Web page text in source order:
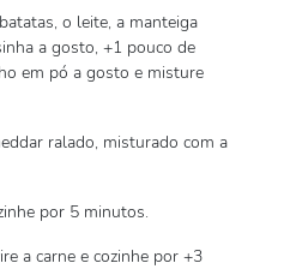
o leite, a manteiga
a gosto, +1 pouco de
em pó a gosto e misture
ralado, misturado com a
por 5 minutos.
a carne e cozinhe por +3